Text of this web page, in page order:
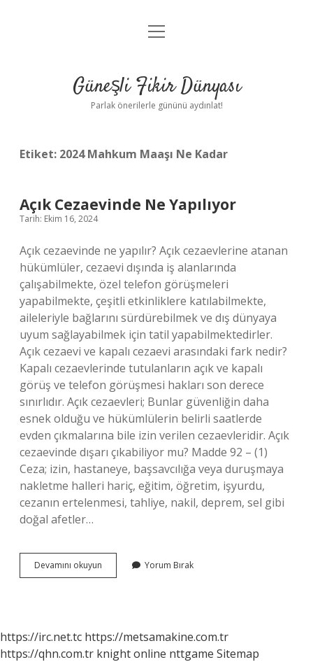
Anasayfa
Yasal Uyarı
menüyü
Güneşli Fikir Dünyası
Parlak önerilerle gününü aydınlat!
Etiket: 2024 Mahkum Maaşı Ne Kadar
Açık Cezaevinde Ne Yapılıyor
Tarih: Ekim 16, 2024
Açık cezaevinde ne yapılır? Açık cezaevlerine atanan
hükümlüler, cezaevi dışında iş alanlarında
çalışabilmekte, özel telefon görüşmeleri
yapabilmekte, çeşitli etkinliklere katılabilmekte,
aileleriyle bağlarını sürdürebilmek ve dış dünyaya
uyum sağlayabilmek için tatil yapabilmektedirler.
Açık cezaevi ve kapalı cezaevi arasındaki fark nedir?
Kapalı cezaevlerinde tutulanların açık ve kapalı
görüş ve telefon görüşmesi hakları son derece
sınırlıdır. Açık cezaevleri; Bunlar güvenliğin daha
esnek olduğu ve hükümlülerin belirli saatlerde
evden çıkmalarına bile izin verilen cezaevleridir. Açık
cezaevinde dışarı çıkabiliyor mu? Madde 92 – (1)
Ceza; izin, hastaneye, başsavcılığa veya duruşmaya
nakletme halleri hariç, eğitim, öğretim, işyurdu,
cezanın ertelenmesi, tahliye, nakil, deprem, sel gibi
doğal afetler…
Devamını okuyun
Cezaevinde
Yorum Bırak
https://irc.net.tc https://metsamakine.com.tr
https://qhn.com.tr knight online nttgame Sitemap